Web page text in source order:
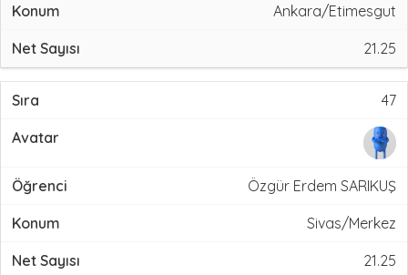
Ankara/Etimesgut
21.25
47
Özgür Erdem SARIKUŞ
Sivas/Merkez
21.25